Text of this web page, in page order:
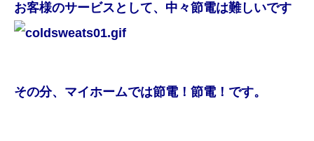
お客様のサービスとして、中々節電は難しいです
その分、マイホームでは節電！節電！です。